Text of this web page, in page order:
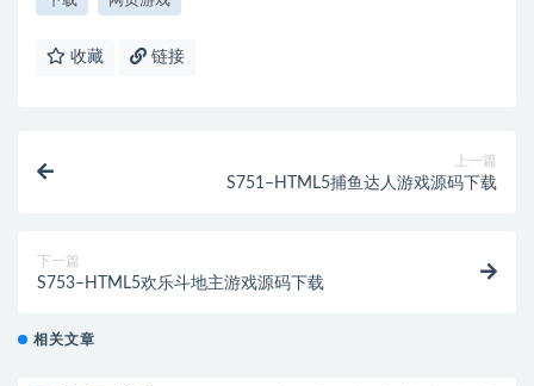
收藏 链接
上一篇
S751–HTML5捕鱼达人游戏源码下载
下一篇
S753–HTML5欢乐斗地主游戏源码下载
相关文章